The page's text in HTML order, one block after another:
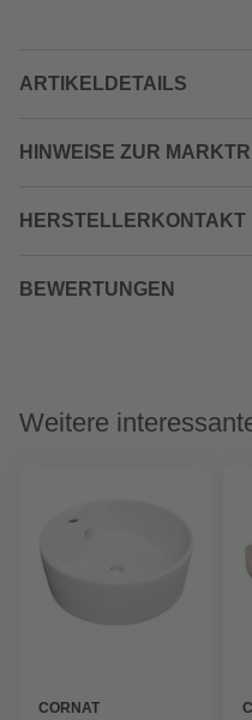
ARTIKELDETAILS
HINWEISE ZUR
HERSTELLERKONTAKT
BEWERTUNGEN
Weitere
CORNAT